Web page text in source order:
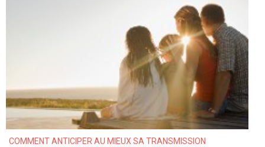
COMMENT ANTICIPER AU MIEUX SA TRANSMISSION